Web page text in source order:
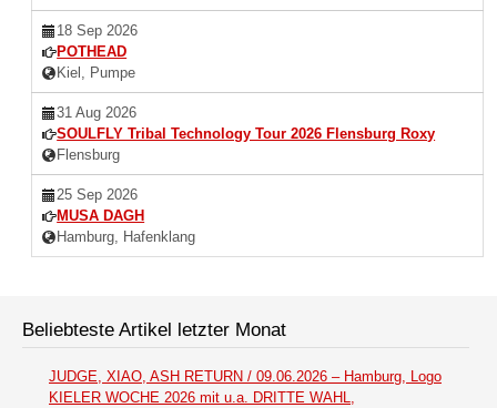
18 Sep 2026
POTHEAD
Kiel, Pumpe
31 Aug 2026
SOULFLY Tribal Technology Tour 2026 Flensburg Roxy
Flensburg
25 Sep 2026
MUSA DAGH
Hamburg, Hafenklang
Beliebteste Artikel letzter Monat
JUDGE, XIAO, ASH RETURN / 09.06.2026 – Hamburg, Logo
KIELER WOCHE 2026 mit u.a. DRITTE WAHL,